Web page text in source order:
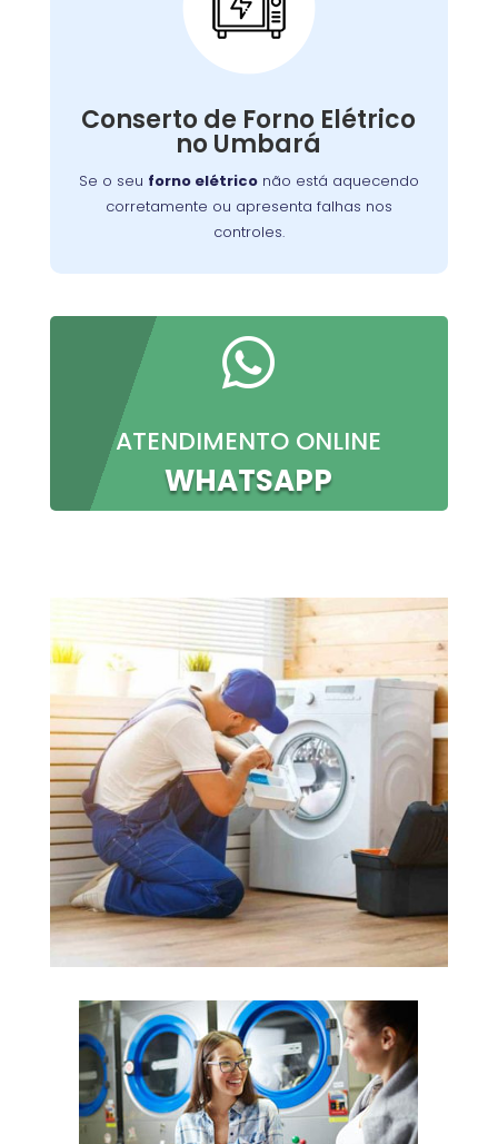
Conserto de Forno Elétrico
no Umbará
Se o seu forno elétriconão está aquecendo
corretamente ou apresenta falhas nos
controles.
Conserto de Forno
Elétrico:
o problema, permitindo que você continue a
preparar suas refeições favoritas sem

ATENDIMENTO ONLINE
WHATSAPP